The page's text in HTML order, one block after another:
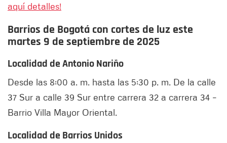
aquí detalles!
Barrios de Bogotá con cortes de luz este
martes 9 de septiembre de 2025
Localidad de Antonio Nariño
Desde las 8:00 a. m. hasta las 5:30 p. m. De la calle
37 Sur a calle 39 Sur entre carrera 32 a carrera 34 –
Barrio Villa Mayor Oriental.
Localidad de Barrios Unidos